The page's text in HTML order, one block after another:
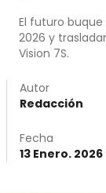
El futuro
2026 y
Vision 7S.
Autor
Redacción
Fecha
13 Enero. 2026